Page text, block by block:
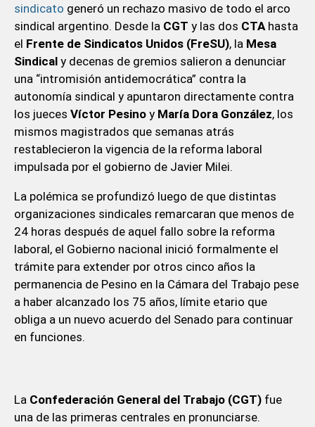
sindicato generó un rechazo masivo de todo el arco
sindical argentino. Desde la CGT y las dos CTAhasta
el Frente de Sindicatos Unidos (FreSU), la Mesa
Sindicaly decenas de gremios salieron a denunciar
una “intromisión antidemocrática” contra la
autonomía sindical y apuntaron directamente contra
los jueces Víctor Pesinoy María Dora González, los
mismos magistrados que semanas atrás
restablecieron la vigencia de la reforma laboral
impulsada por el gobierno de Javier Milei.
La polémica se profundizó luego de que distintas
organizaciones sindicales remarcaran que menos de
24 horas después de aquel fallo sobre la reforma
laboral, el Gobierno nacional inició formalmente el
trámite para extender por otros cinco años la
permanencia de Pesino en la Cámara del Trabajo pese
a haber alcanzado los 75 años, límite etario que
obliga a un nuevo acuerdo del Senado para continuar
en funciones.
La Confederación General del Trabajo (CGT)fue
una de las primeras centrales en pronunciarse.